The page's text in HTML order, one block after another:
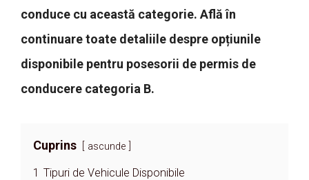
conduce cu această categorie. Află în
continuare toate detaliile despre opțiunile
disponibile pentru posesorii de permis de
conducere categoria B.
Cuprins ascunde
1 Tipuri de Vehicule Disponibile